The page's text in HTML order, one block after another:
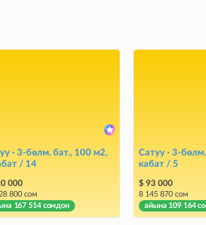
· 3-бөлм. бат., 100 м2,
4 кабат / 14
000
800 сом
167 514 сомдон
Сатуу · 3-
кабат / 5
$ 93 000
8 145 870 сом
айына 109 164